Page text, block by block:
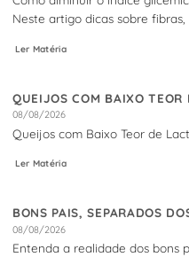
Neste artigo dicas sobre fibras,
Ler Matéria
QUEIJOS COM BAIXO TEOR
08/08/2026
Queijos com Baixo Teor de
Ler Matéria
BONS PAIS, SEPARADOS
08/08/2026
Entenda a realidade dos bons